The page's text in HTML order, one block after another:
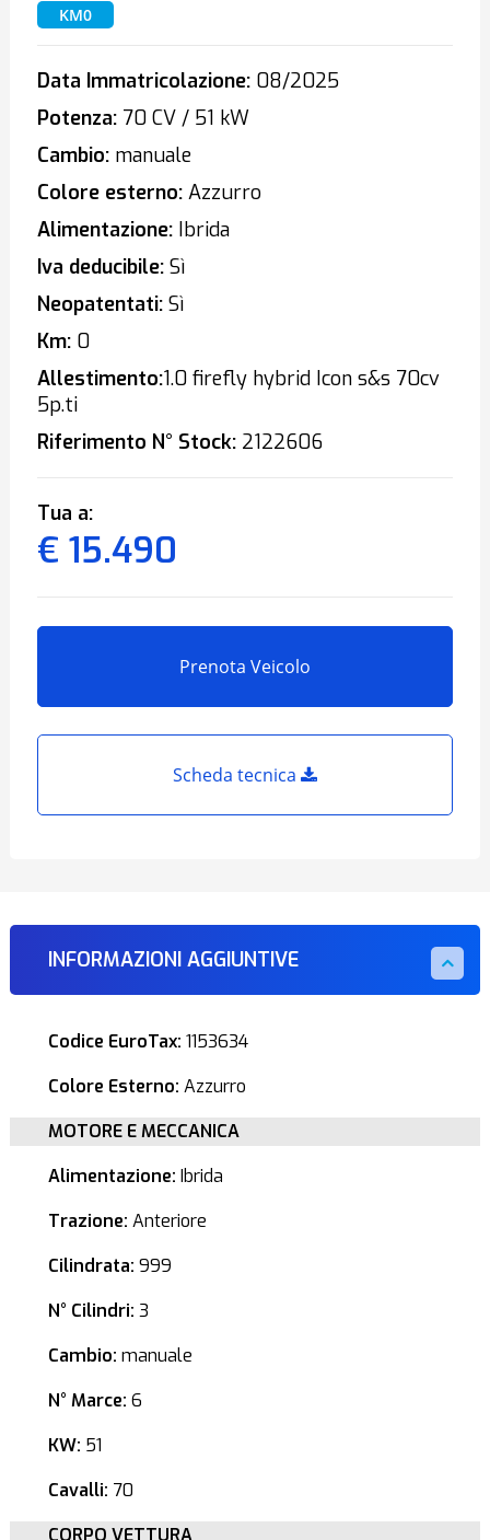
KM0
Data Immatricolazione:08/2025
Potenza:70 CV / 51 kW
Cambio:manuale
Colore esterno:Azzurro
Alimentazione:Ibrida
Iva deducibile:Sì
Neopatentati:Sì
Km:0
Allestimento:1.0 firefly hybrid Icon s&s 70cv
5p.ti
Riferimento N° Stock:2122606
Tua a:
€ 15.490
Prenota Veicolo
Scheda tecnica
INFORMAZIONI AGGIUNTIVE
Codice EuroTax: 1153634
Colore Esterno: Azzurro
MOTORE E MECCANICA
Alimentazione: Ibrida
Trazione: Anteriore
Cilindrata: 999
N° Cilindri: 3
Cambio: manuale
N° Marce: 6
KW: 51
Cavalli: 70
CORPO VETTURA